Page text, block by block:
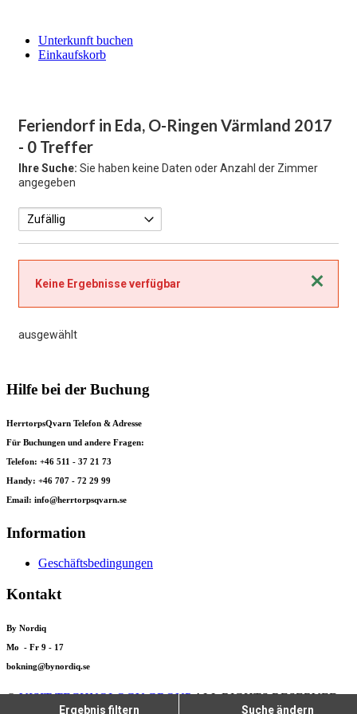
Unterkunft buchen
Einkaufskorb
Feriendorf in Eda, O-Ringen Värmland 2017
- 0 Treffer
Ihre Suche: Sie haben keine Daten oder Anzahl der Zimmer
angegeben
Schließen
Keine Ergebnisse verfügbar
ausgewählt
Ergebnis filtern Suche ändern
Hilfe bei der Buchung
HerrtorpsQvarn Telefon & Adresse
Für Buchungen und andere Fragen:
Telefon: +46 511 - 37 21 73
Handy: +46 707 - 72 29 99
Email: info@herrtorpsqvarn.se
Information
Geschäftsbedingungen
Kontakt
By Nordiq
Mo - Fr 9 - 17
bokning@bynordiq.se
©VISIT TECHNOLOGY GROUPALL RIGHTS RESERVED